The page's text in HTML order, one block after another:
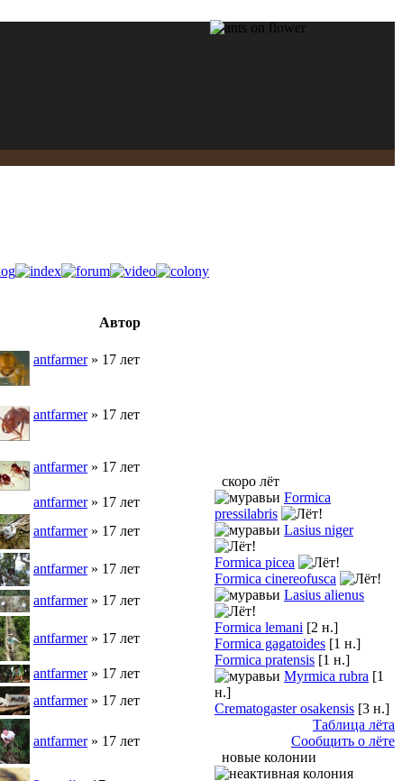
Автор
antfarmer» 17 лет
antfarmer» 17 лет
antfarmer» 17 лет
antfarmer» 17 лет
antfarmer» 17 лет
antfarmer» 17 лет
antfarmer» 17 лет
antfarmer» 17 лет
antfarmer» 17 лет
antfarmer» 17 лет
antfarmer» 17 лет
скоро лёт
Formica
pressilabris
Lasius niger
Formica picea
Formica cinereofusca
Lasius alienus
Formica lemani [2 н.]
Formica gagatoides [1 н.]
Formica pratensis [1 н.]
Myrmica rubra [1
н.]
Crematogaster osakensis [3 н.]
Таблица лёта
Сообщить о лёте
новые колонии